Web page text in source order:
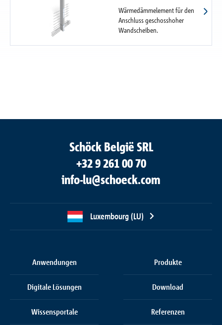
Wärmedämmelement für den
Anschluss geschosshoher
Wandscheiben.
Schöck België SRL
+32 9 261 00 70
info-lu@schoeck.com
Luxembourg (LU)
Anwendungen Produkte
Digitale Lösungen Download
Wissensportale Referenzen